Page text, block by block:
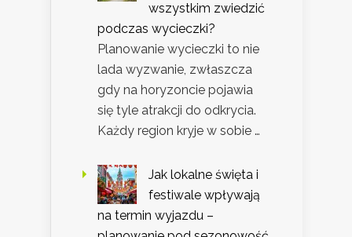
wszystkim zwiedzić
podczas wycieczki?
Planowanie wycieczki to nie
lada wyzwanie, zwłaszcza
gdy na horyzoncie pojawia
się tyle atrakcji do odkrycia.
Każdy region kryje w sobie …
Jak lokalne święta i
festiwale wpływają
na termin wyjazdu –